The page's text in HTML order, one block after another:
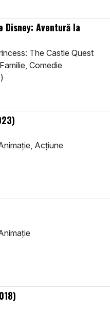
Disney: Aventură la
The Castle Quest
Comedie
Acţiune